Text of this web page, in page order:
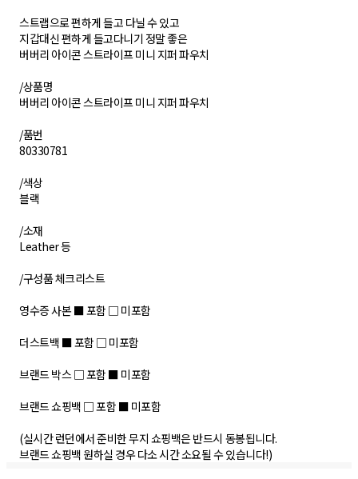
스트랩으로 편하게 들고 다닐 수 있고
지갑대신 편하게 들고다니기 정말 좋은
버버리 아이콘 스트라이프 미니 지퍼 파우치
/상품명
버버리 아이콘 스트라이프 미니 지퍼 파우치
/품번
80330781
/색상
블랙
/소재
Leather 등
​/구성품 체크리스트
영수증 사본 ■ 포함 □ 미포함
더스트백 ■ 포함 □ 미포함
브랜드 박스 □ 포함 ■ 미포함
브랜드 쇼핑백 □ 포함 ■ 미포함
(실시간 런던에서 준비한 무지 쇼핑백은 반드시 동봉됩니다.
브랜드 쇼핑백 원하실 경우 다소 시간 소요될 수 있습니다!)